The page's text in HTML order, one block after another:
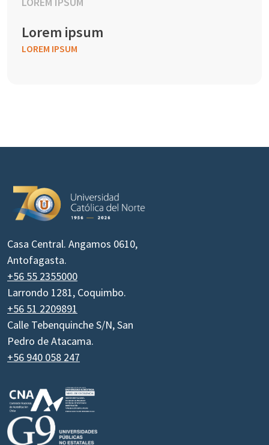
Lorem ipsum
LOREM IPSUM
Casa Central. Angamos 0610,
Antofagasta.
+56 55 2355000
Larrondo 1281, Coquimbo.
+56 51 2209891
Calle Tebenquinche S/N, San
Pedro de Atacama.
+56 940 058 247